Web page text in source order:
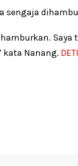
sengaja
kata Nanang.